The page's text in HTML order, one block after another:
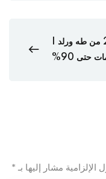
عروض اليوم الوطني الكويتي 2025 من طه ورلد |
حتى 90%
الإلزامية مشار إليها بـ *